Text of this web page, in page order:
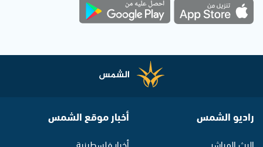
راديو الشمس أخبار موقع الشمس